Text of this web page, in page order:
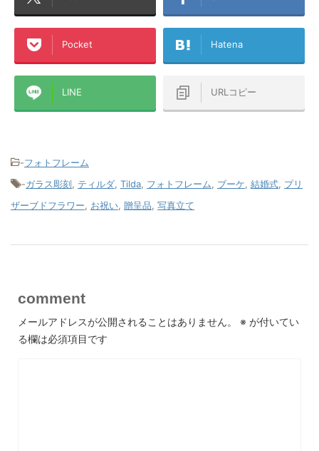
Pocket Hatena
LINE URLコピー
-フォトフレーム
-ガラス彫刻, ティルダ, Tilda, フォトフレーム, ブーケ, 結婚式, プリ
ザーブドフラワー, お祝い, 贈呈品, 写真立て
comment
メールアドレスが公開されることはありません。 ※ が付いてい
る欄は必須項目です